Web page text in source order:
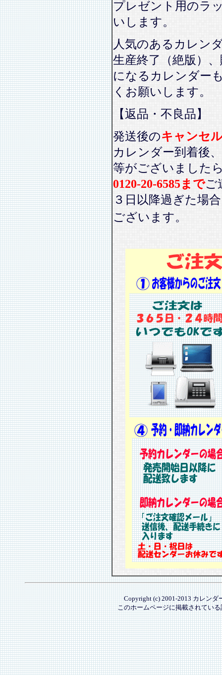
プレゼント用のラ
いします。
人気のあるカレン
生産終了（絶版）
になるカレンダー
くお願いします。
【返品・不良品】
発送後のキャンセ
カレンダー到着後、
等がございました
0120-20-6585までご
３日以降過ぎた場
ございます。
Copyright (c) 2001-2013 カレンダ
このホームページに掲載されてい